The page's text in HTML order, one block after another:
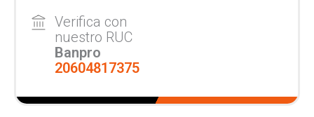
Verifica con
nuestro RUC
Banpro
20604817375